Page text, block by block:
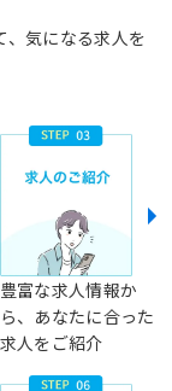
、気になる求人を
豊富な求人情報か
ら、あなたに合った
求人をご紹介